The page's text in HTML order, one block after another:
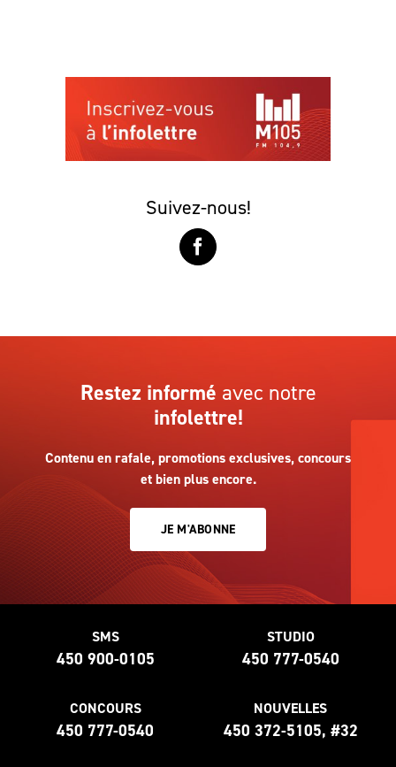
Suivez-nous!
Restez informé avec notre
infolettre!
Contenu en rafale, promotions exclusives, concours
et bien plus encore.
JE M'ABONNE
SMS
450 900-0105
STUDIO
450 777-0540
CONCOURS
450 777-0540
NOUVELLES
450 372-5105, #32